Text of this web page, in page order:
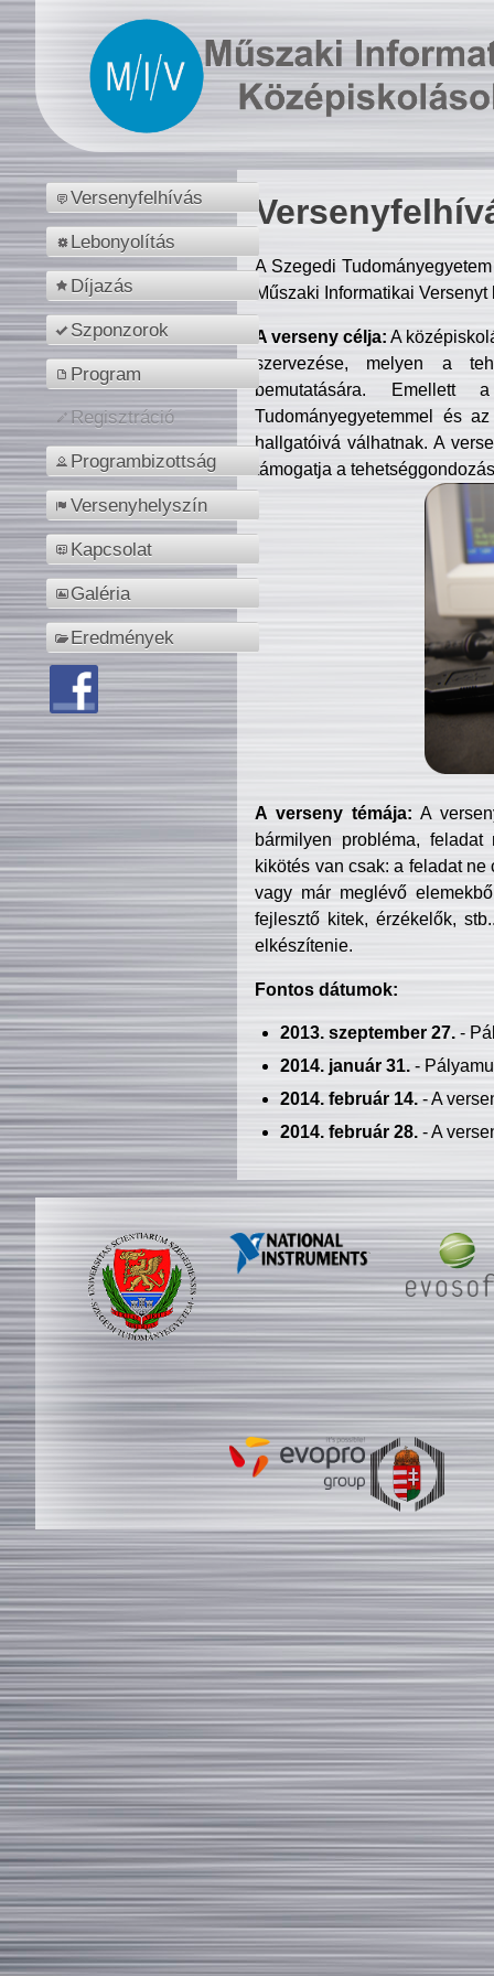
Versenyfelhívás
Lebonyolítás
Díjazás
Szponzorok
Program
Regisztráció
Programbizottság
Versenyhelyszín
Kapcsolat
Galéria
Eredmények
A Szegedi
Műszaki Informatikai
A verseny célja: A
szervezése, melyen a
bemutatására. Emellett
Tudományegyetemmel és
hallgatóivá válhatnak. A
támogatja a
A verseny témája: A
bármilyen probléma, feladat
kikötés van csak: a feladat
vagy már meglévő
fejlesztő kitek, érzékelők,
elkészítenie.
Fontos dátumok:
2013. szeptember 27.-
2014. január 31.-
2014. február 14.- A
2014. február 28.- A